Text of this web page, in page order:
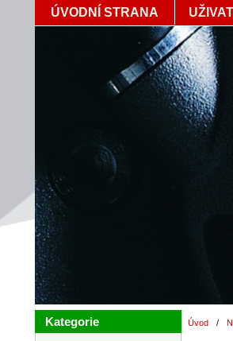
ÚVODNÍ STRANA
Kategorie Úvod /